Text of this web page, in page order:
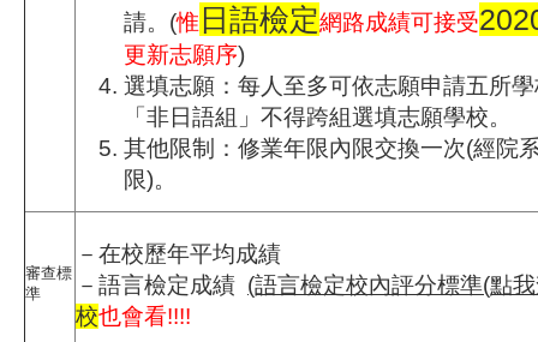
請。(惟 日語檢定網路成績可接受
更新志願序)
選填志願：每人至多可依志願申請五所
「非日語組」不得跨組選填志願學校。
其他限制：修業年限內限交換一次(經院
限)。
審查標
準
－在校歷年平均成績
－語言檢定成績 (語言檢定校內評分標準(點
校也會看!!!!